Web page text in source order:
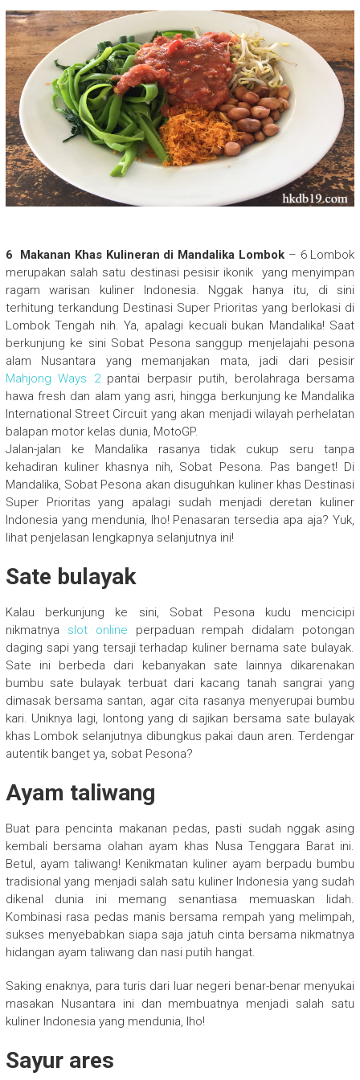
6 Makanan Khas Kulineran di Mandalika Lombok – 6 Lombok
merupakan salah satu destinasi pesisir ikonik yang menyimpan
ragam warisan kuliner Indonesia. Nggak hanya itu, di sini
terhitung terkandung Destinasi Super Prioritas yang berlokasi di
Lombok Tengah nih. Ya, apalagi kecuali bukan Mandalika! Saat
berkunjung ke sini Sobat Pesona sanggup menjelajahi pesona
alam Nusantara yang memanjakan mata, jadi dari pesisir
Mahjong Ways 2pantai berpasir putih, berolahraga bersama
hawa fresh dan alam yang asri, hingga berkunjung ke Mandalika
International Street Circuit yang akan menjadi wilayah perhelatan
balapan motor kelas dunia, MotoGP.
Jalan-jalan ke Mandalika rasanya tidak cukup seru tanpa
kehadiran kuliner khasnya nih, Sobat Pesona. Pas banget! Di
Mandalika, Sobat Pesona akan disuguhkan kuliner khas Destinasi
Super Prioritas yang apalagi sudah menjadi deretan kuliner
Indonesia yang mendunia, lho! Penasaran tersedia apa aja? Yuk,
lihat penjelasan lengkapnya selanjutnya ini!
Sate bulayak
Kalau berkunjung ke sini, Sobat Pesona kudu mencicipi
nikmatnya slot online perpaduan rempah didalam potongan
daging sapi yang tersaji terhadap kuliner bernama sate bulayak.
Sate ini berbeda dari kebanyakan sate lainnya dikarenakan
bumbu sate bulayak terbuat dari kacang tanah sangrai yang
dimasak bersama santan, agar cita rasanya menyerupai bumbu
kari. Uniknya lagi, lontong yang di sajikan bersama sate bulayak
khas Lombok selanjutnya dibungkus pakai daun aren. Terdengar
autentik banget ya, sobat Pesona?
Ayam taliwang
Buat para pencinta makanan pedas, pasti sudah nggak asing
kembali bersama olahan ayam khas Nusa Tenggara Barat ini.
Betul, ayam taliwang! Kenikmatan kuliner ayam berpadu bumbu
tradisional yang menjadi salah satu kuliner Indonesia yang sudah
dikenal dunia ini memang senantiasa memuaskan lidah.
Kombinasi rasa pedas manis bersama rempah yang melimpah,
sukses menyebabkan siapa saja jatuh cinta bersama nikmatnya
hidangan ayam taliwang dan nasi putih hangat.
Saking enaknya, para turis dari luar negeri benar-benar menyukai
masakan Nusantara ini dan membuatnya menjadi salah satu
kuliner Indonesia yang mendunia, lho!
Sayur ares